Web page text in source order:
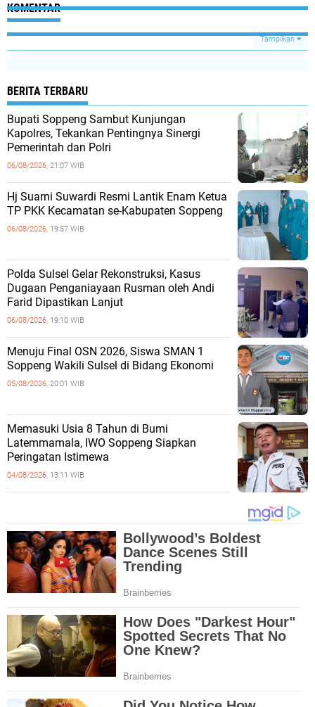
KOMENTAR
Tampilkan
BERITA TERBARU
Bupati Soppeng Sambut Kunjungan
Kapolres, Tekankan Pentingnya Sinergi
Pemerintah dan Polri
06/08/2026, 21:07 WIB
Hj Suarni Suwardi Resmi Lantik Enam Ketua
TP PKK Kecamatan se-Kabupaten Soppeng
06/08/2026, 19:57 WIB
Polda Sulsel Gelar Rekonstruksi, Kasus
Dugaan Penganiayaan Rusman oleh Andi
Farid Dipastikan Lanjut
06/08/2026, 19:10 WIB
Menuju Final OSN 2026, Siswa SMAN 1
Soppeng Wakili Sulsel di Bidang Ekonomi
05/08/2026, 20:01 WIB
Memasuki Usia 8 Tahun di Bumi
Latemmamala, IWO Soppeng Siapkan
Peringatan Istimewa
04/08/2026, 13:11 WIB